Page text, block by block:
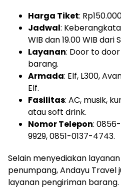
Harga Tiket:
Jadwal:
WIB dan 19.00 WIB dari
Layanan: Door to
barang.
Armada: Elf, L300,
Elf.
Fasilitas: AC, musik,
atau soft drink.
Nomor Telepon:
9929, 0851-0137-4743.
Selain menyediakan
penumpang, Andayu Travel
layanan pengiriman barang.